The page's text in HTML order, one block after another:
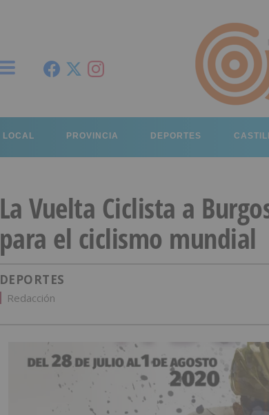
LOCAL PROVINCIA DEPORTES
La Vuelta Ciclista a
para el ciclismo mundial
DEPORTES
Redacción